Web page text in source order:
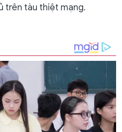
trên tàu thiệt mạng.